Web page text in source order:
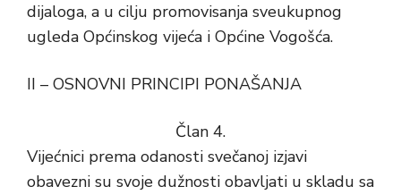
dijaloga, a u cilju promovisanja sveukupnog
ugleda Općinskog vijeća i Općine Vogošća.
II – OSNOVNI PRINCIPI PONAŠANJA
Član 4.
Vijećnici prema odanosti svečanoj izjavi
obavezni su svoje dužnosti obavljati u skladu sa